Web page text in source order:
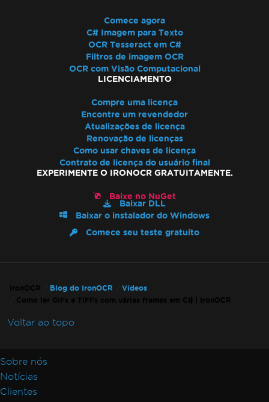
Comece agora
C# Imagem para Texto
OCR Tesseract em C#
Filtros de imagem OCR
OCR com Visão Computacional
LICENCIAMENTO
Compre uma licença
Encontre um revendedor
Atualizações de licença
Renovação de licenças
Como usar chaves de licença
Contrato de licença do usuário final
EXPERIMENTE O IRONOCR GRATUITAMENTE.
Baixe no NuGet
Baixar DLL
Baixar o instalador do Windows
Comece seu teste gratuito
IronOCR Blog do IronOCR
Vídeos
Como ler GIFs e TIFFs com várias frames em C# | IronOCR
Voltar ao topo
Sobre nós
Notícias
Clientes